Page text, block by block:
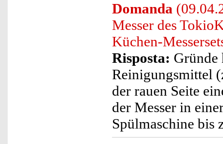
Domanda
Messer des
Küchen-
Risposta: Gründe
Reinigungsmittel
der rauen Seite
der Messer in
Spülmaschine bis